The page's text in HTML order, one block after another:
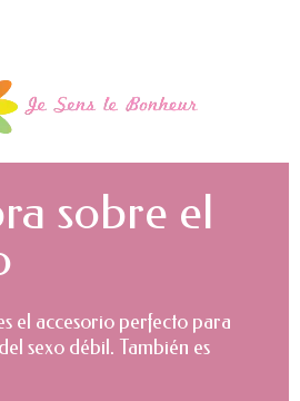
sobre el
el accesorio perfecto para
sexo débil. También es